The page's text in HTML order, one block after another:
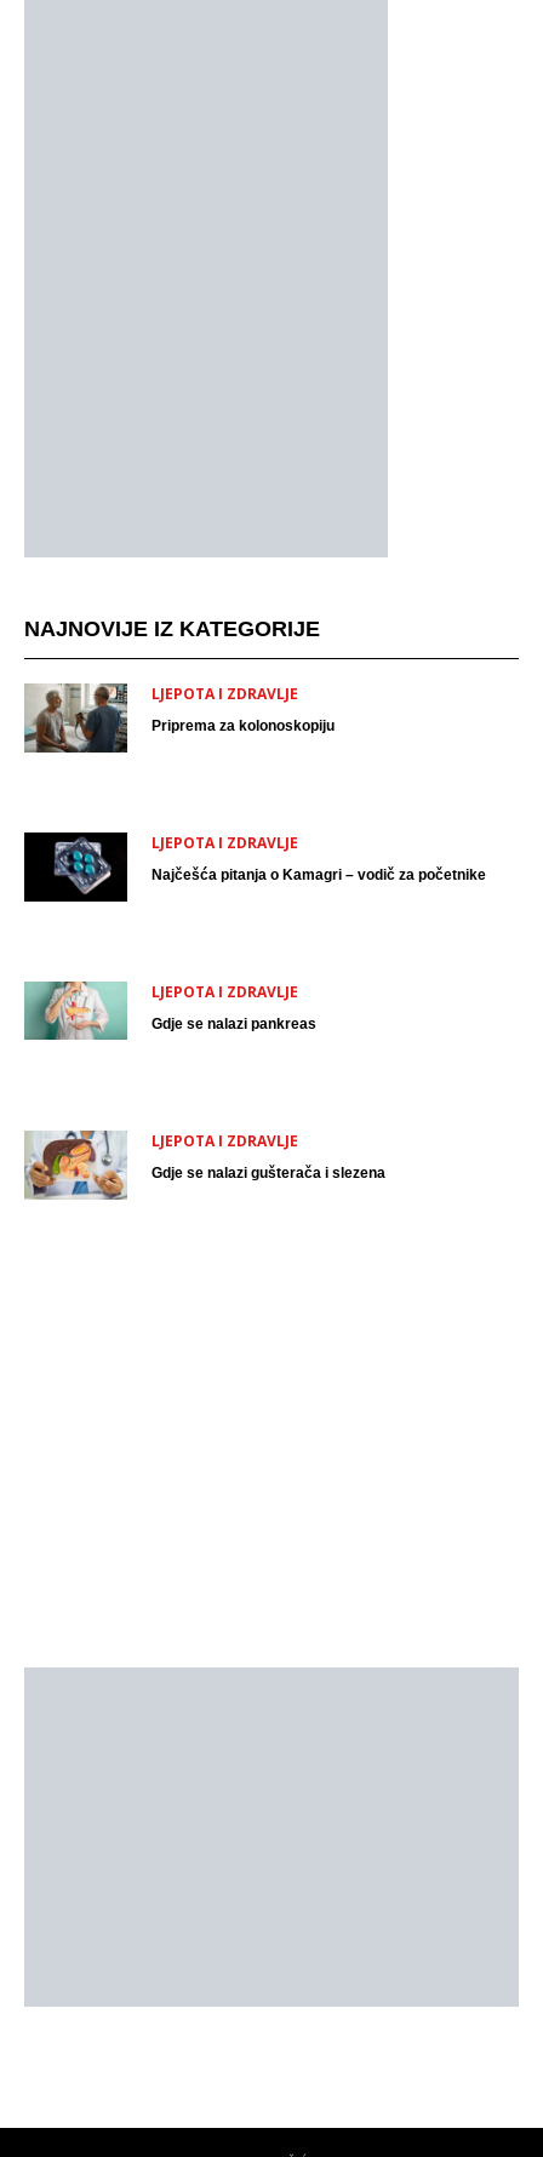
NAJNOVIJE IZ KATEGORIJE
LJEPOTA I ZDRAVLJE
Priprema za kolonoskopiju
LJEPOTA I ZDRAVLJE
Najčešća pitanja o Kamagri – vodič za početnike
LJEPOTA I ZDRAVLJE
Gdje se nalazi pankreas
LJEPOTA I ZDRAVLJE
Gdje se nalazi gušterača i slezena